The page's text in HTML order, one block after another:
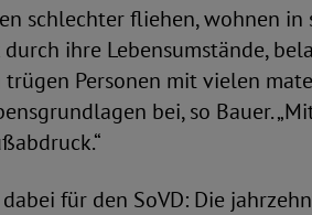
schlechter fliehen, wohnen
ihre Lebensumstände,
trügen Personen mit vielen
bei, so Bauer.
für den SoVD: Die